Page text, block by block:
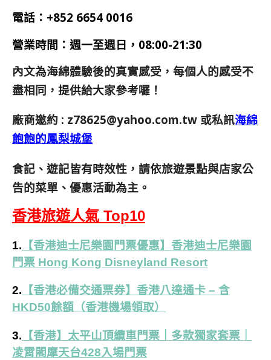
電話： +852 6654 0016
營業時間： 週一至週日 ，08:00-21:30
內文為海綿體驗後的真實感受，每個人的感受不
盡相同，提供給大家參考囉！
廠商邀約 : z78625@yahoo.com.tw 或私訊海綿
飽飽的鳳梨城堡
食記、遊記皆有時效性，請依旅遊景點與店家公
告的菜單、優惠活動為主。
香港旅遊人氣 Top10
1. 【香港迪士尼樂園門票優惠】香港迪士尼樂園
門票 Hong Kong Disneyland Resort
2. 【香港必備交通票券】香港八達通卡 – 含
HKD50餘額（香港機場領取）
3. 【香港】太平山頂纜車門票｜多款獨家套票｜
凌霄閣摩天台428入場門票